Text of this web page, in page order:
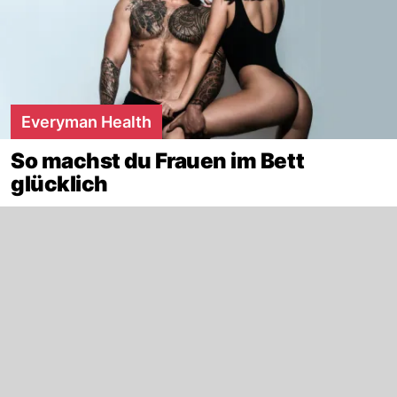
Everyman Health
So machst du Frauen im Bett
glücklich